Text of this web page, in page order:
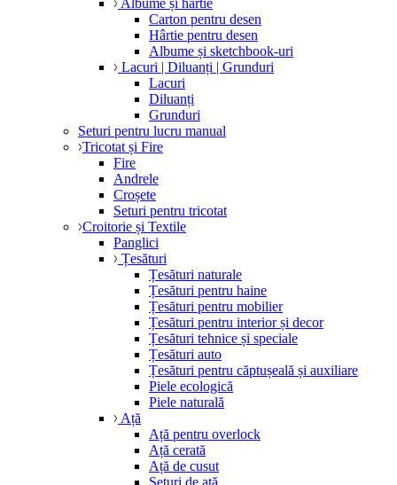
Albume și hârtie
Carton pentru desen
Hârtie pentru desen
Albume și sketchbook-uri
Lacuri | Diluanți | Grunduri
Lacuri
Diluanți
Grunduri
Seturi pentru lucru manual
Tricotat și Fire
Fire
Andrele
Croșete
Seturi pentru tricotat
Croitorie și Textile
Panglici
Țesături
Țesături naturale
Țesături pentru haine
Țesături pentru mobilier
Țesături pentru interior și decor
Țesături tehnice și speciale
Țesături auto
Țesături pentru căptușeală și auxiliare
Piele ecologică
Piele naturală
Ață
Ață pentru overlock
Ață cerată
Ață de cusut
Seturi de ață